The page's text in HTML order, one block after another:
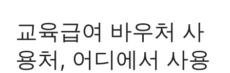
교육급여 바우처 사
용처, 어디에서 사용